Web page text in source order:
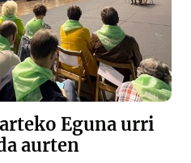
Eguna urri
aurten